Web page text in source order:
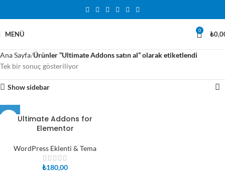
MENÜ 0 ₺
Ana Sayfa Ürünler “Ultimate Addons satın al” olarak etiketlendi
Tek bir sonuç gösteriliyor
Show sidebar
Ultimate Addons for
Elementor
WordPress Eklenti & Tema
₺180,00